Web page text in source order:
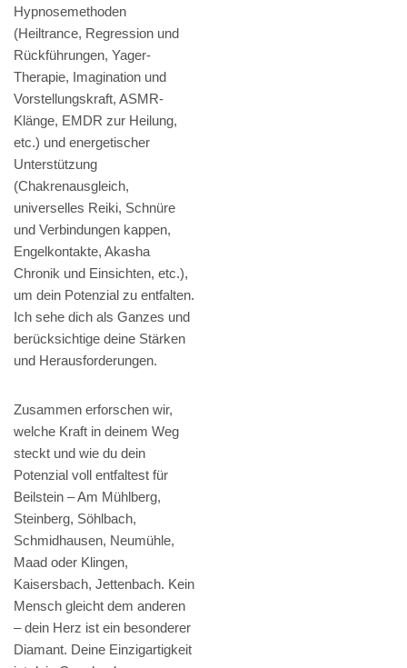
Hypnosemethoden
(Heiltrance, Regression und
Rückführungen, Yager-
Therapie, Imagination und
Vorstellungskraft, ASMR-
Klänge, EMDR zur Heilung,
etc.) und energetischer
Unterstützung
(Chakrenausgleich,
universelles Reiki, Schnüre
und Verbindungen kappen,
Engelkontakte, Akasha
Chronik und Einsichten, etc.),
um dein Potenzial zu entfalten.
Ich sehe dich als Ganzes und
berücksichtige deine Stärken
und Herausforderungen.
Zusammen erforschen wir,
welche Kraft in deinem Weg
steckt und wie du dein
Potenzial voll entfaltest für
Beilstein – Am Mühlberg,
Steinberg, Söhlbach,
Schmidhausen, Neumühle,
Maad oder Klingen,
Kaisersbach, Jettenbach. Kein
Mensch gleicht dem anderen
– dein Herz ist ein besonderer
Diamant. Deine Einzigartigkeit